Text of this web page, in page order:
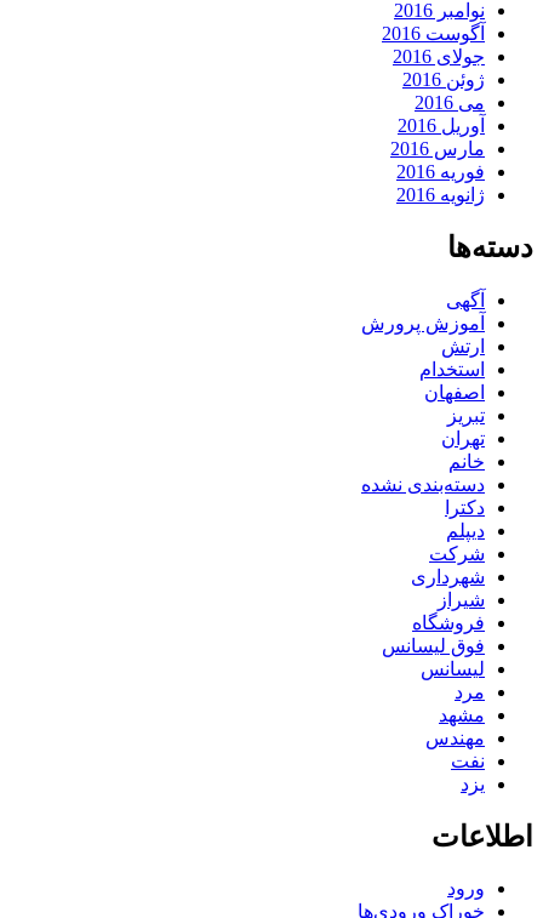
نوامبر 2016
آگوست 2016
جولای 2016
ژوئن 2016
می 2016
آوریل 2016
مارس 2016
فوریه 2016
ژانویه 2016
دسته‌ها
آگهی
آموزش پرورش
ارتش
استخدام
اصفهان
تبریز
تهران
خانم
دسته‌بندی نشده
دکترا
دیپلم
شرکت
شهرداری
شیراز
فروشگاه
فوق لیسانس
لیسانس
مرد
مشهد
مهندس
نفت
یزد
اطلاعات
ورود
خوراک ورودی‌ها